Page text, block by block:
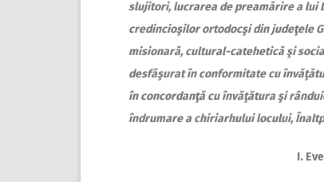
slujitori, lucrarea de preamărire a lui
credincioşilor ortodocşi din judeţele
misionară, cultural-catehetică şi
desfăşurat în conformitate cu
în concordanţă cu învăţătura şi
îndrumare a chiriarhului locului,
I.